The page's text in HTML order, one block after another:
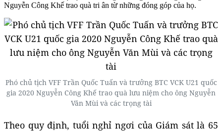
Nguyễn Công Khế trao quà tri ân từ những đóng góp của họ.
Phó chủ tịch VFF Trần Quốc Tuấn và trưởng BTC VCK U21 quốc
gia 2020 Nguyễn Công Khế trao quà lưu niệm cho ông Nguyễn
Văn Mùi và các trọng tài
Theo quy định, tuổi nghỉ ngơi của Giám sát là 65